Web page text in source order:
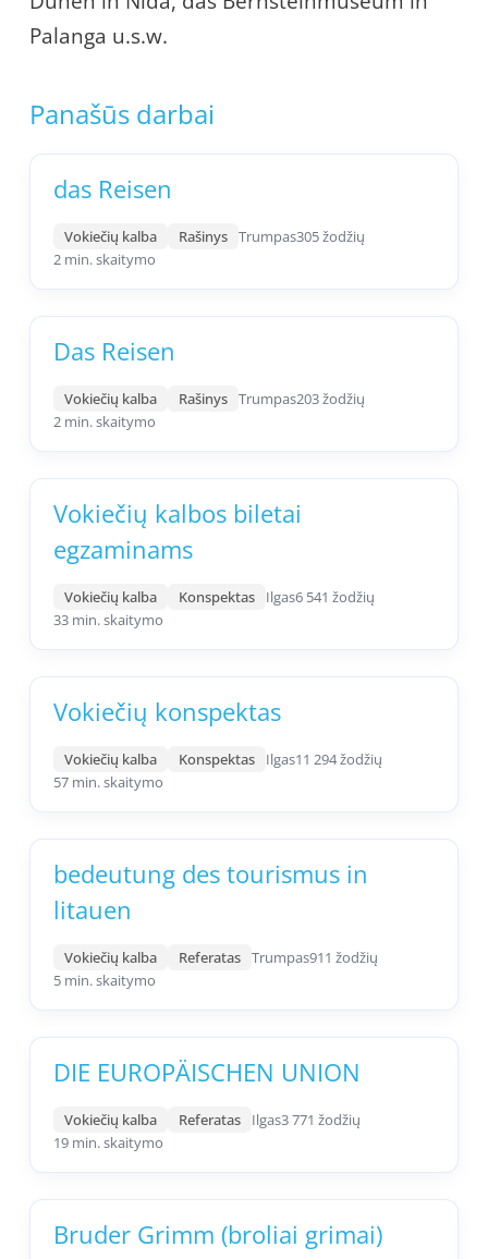
Palanga u.s.w.
Panašūs darbai
das Reisen
Vokiečių kalba Rašinys Trumpas305 žodžių
2 min. skaitymo
Das Reisen
Vokiečių kalba Rašinys Trumpas203 žodžių
2 min. skaitymo
Vokiečių kalbos biletai
egzaminams
Vokiečių kalba Konspektas Ilgas6 541 žodžių
33 min. skaitymo
Vokiečių konspektas
Vokiečių kalba Konspektas Ilgas11 294 žodžių
57 min. skaitymo
bedeutung des tourismus in
litauen
Vokiečių kalba Referatas Trumpas911 žodžių
5 min. skaitymo
DIE EUROPÄISCHEN UNION
Vokiečių kalba Referatas Ilgas3 771 žodžių
19 min. skaitymo
Bruder Grimm (broliai grimai)